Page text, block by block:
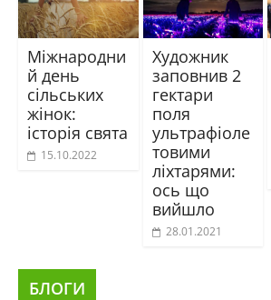
Міжнародни
й день
сільських
жінок:
історія свята
15.10.2022
Художник
заповнив 2
гектари
поля
ультрафіоле
товими
ліхтарями:
ось що
вийшло
28.01.2021
БЛОГИ